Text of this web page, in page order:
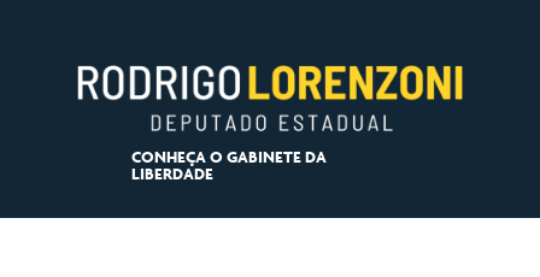
CONHEÇA O GABINETE DA
LIBERDADE